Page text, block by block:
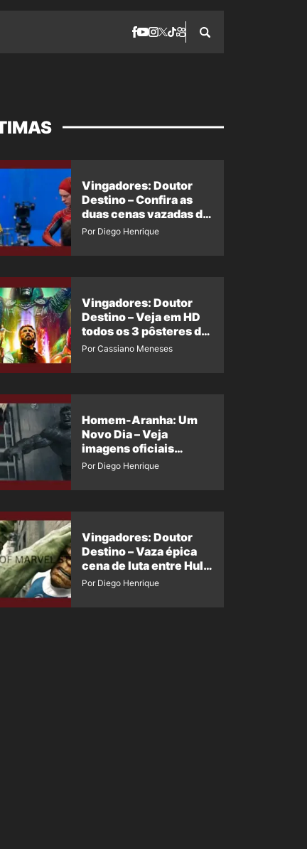
Vingadores: Doutor
Destino – Confira as
duas cenas vazadas do
Wolverine e o Homem-
Por Diego Henrique
Vingadores: Doutor
Destino – Veja em HD
todos os 3 pôsteres de
‘Doomsday’ + 1 imagem
Por Cassiano Meneses
Homem-Aranha: Um
Novo Dia – Veja
imagens oficiais
descartadas do Hulk
Por Diego Henrique
Vingadores: Doutor
Destino – Vaza épica
cena de luta entre Hulk
e o Coisa
Por Diego Henrique